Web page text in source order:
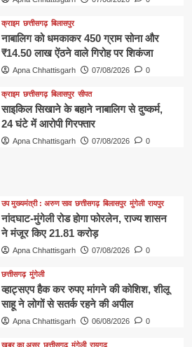
क्राइम छत्तीसगढ़ बिलासपुर
नाबालिग को धमकाकर 450 ग्राम सोना और
₹14.50 लाख ऐंठने वाले गिरोह पर शिकंजा
Apna Chhattisgarh 07/08/2026 0
क्राइम छत्तीसगढ़ बिलासपुर सीपत
साइकिल सिखाने के बहाने नाबालिग से दुष्कर्म,
24 घंटे में आरोपी गिरफ्तार
Apna Chhattisgarh 07/08/2026 0
उप मुख्यमंत्री : अरुण साव छत्तीसगढ़ बिलासपुर मुंगेली रायपुर
नांदघाट-मुंगेली रोड होगा फोरलेन, राज्य शासन
ने मंजूर किए 21.81 करोड़
Apna Chhattisgarh 07/08/2026 0
छत्तीसगढ़ मुंगेली
व्हाट्सएप हैक कर रुपए मांगने की कोशिश, शीलू
साहू ने लोगों से सतर्क रहने की अपील
Apna Chhattisgarh 06/08/2026 0
खबर का असर छत्तीसगढ़ मुंगेली रायगढ़